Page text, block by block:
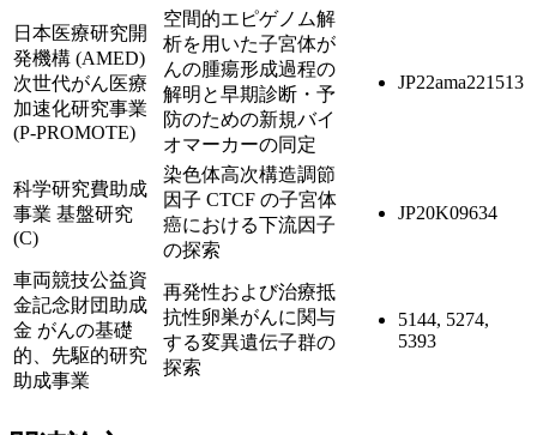
日本医療研究開
発機構 (AMED)
次世代がん医療
加速化研究事業
(P-PROMOTE)
空間的エピゲノム解
析を用いた子宮体が
んの腫瘍形成過程の
解明と早期診断・予
防のための新規バイ
オマーカーの同定
JP22ama221513
科学研究費助成
事業 基盤研究
(C)
染色体高次構造調節
因子 CTCF の子宮体
癌における下流因子
の探索
JP20K09634
車両競技公益資
金記念財団助成
金 がんの基礎
的、先駆的研究
助成事業
再発性および治療抵
抗性卵巣がんに関与
する変異遺伝子群の
探索
5144, 5274,
5393